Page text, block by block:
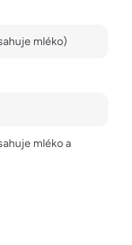
mléko)
mléko a